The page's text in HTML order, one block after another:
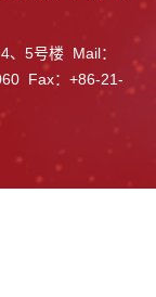
、5号楼 Mail：
Fax：+86-21-